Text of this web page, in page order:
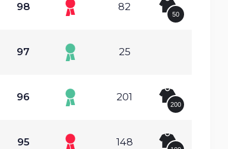
98 82
50
97 25
96 201
200
95 148